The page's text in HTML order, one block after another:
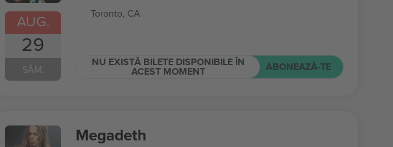
AUG.
29
SÂM.
Toronto, CA
NU EXISTĂ BILETE DISPONIBILE ÎN
ACEST MOMENT ABONEAZĂ-TE
Megadeth